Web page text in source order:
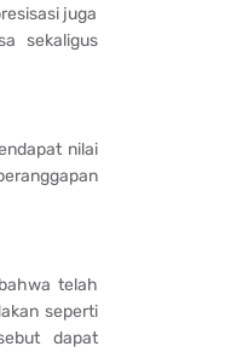
juga
sekaligus
nilai
telah
seperti
dapat